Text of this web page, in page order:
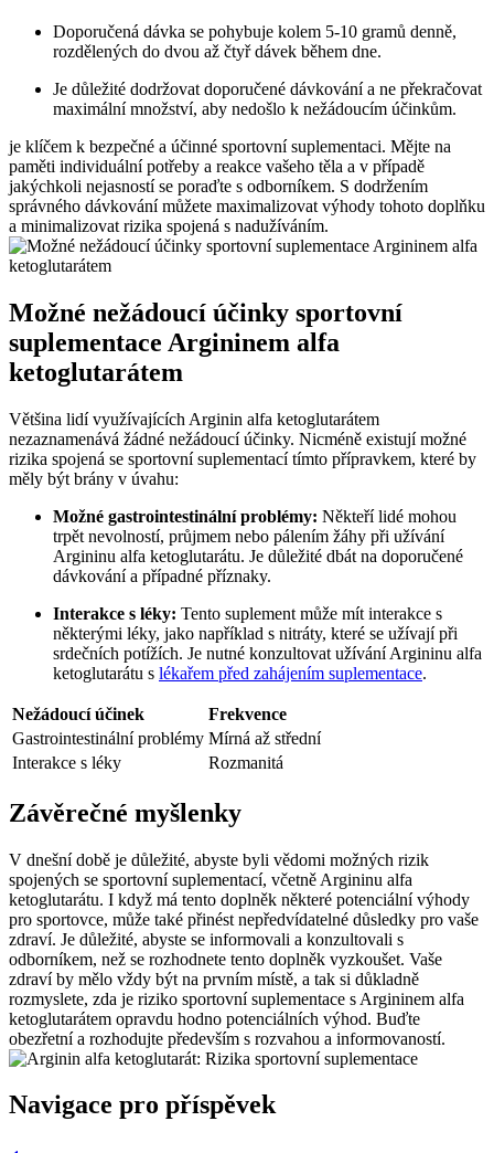
Doporučená dávka se pohybuje kolem 5-10 gramů denně,
rozdělených do dvou až čtyř dávek během dne.
Je důležité dodržovat doporučené dávkování a ne překračovat
maximální množství, aby nedošlo k nežádoucím účinkům.
je klíčem k bezpečné a účinné sportovní suplementaci. Mějte na
paměti individuální potřeby a reakce vašeho těla a v případě
jakýchkoli nejasností se poraďte s odborníkem. S dodržením
správného dávkování můžete maximalizovat výhody tohoto doplňku
a minimalizovat rizika spojená s nadužíváním.
Možné nežádoucí účinky sportovní
suplementace Argininem alfa
ketoglutarátem
Většina lidí využívajících Arginin alfa ketoglutarátem
nezaznamenává žádné nežádoucí účinky. Nicméně existují možné
rizika spojená se sportovní suplementací tímto přípravkem, které by
měly být brány v úvahu:
Možné gastrointestinální problémy: Někteří lidé mohou
trpět nevolností, průjmem nebo pálením žáhy při užívání
Argininu alfa ketoglutarátu. Je důležité dbát na doporučené
dávkování a případné příznaky.
Interakce s léky: Tento suplement může mít interakce s
některými léky, jako například s nitráty, které se užívají při
srdečních potížích. Je nutné konzultovat užívání Argininu alfa
ketoglutarátu s lékařem před zahájením suplementace.
Nežádoucí účinek
Frekvence
Gastrointestinální problémy Mírná až střední
Interakce s léky
Rozmanitá
Závěrečné myšlenky
V dnešní době je důležité, abyste byli vědomi možných rizik
spojených se sportovní suplementací, včetně Argininu alfa
ketoglutarátu. I když má tento doplněk některé potenciální výhody
pro sportovce, může také přinést nepředvídatelné důsledky pro vaše
zdraví. Je důležité, abyste se informovali a konzultovali s
odborníkem, než se rozhodnete tento doplněk vyzkoušet. Vaše
zdraví by mělo vždy být na prvním místě, a tak si důkladně
rozmyslete, zda je riziko sportovní suplementace s Argininem alfa
ketoglutarátem opravdu hodno potenciálních výhod. Buďte
obezřetní a rozhodujte především s rozvahou a informovaností.
Navigace pro příspěvek